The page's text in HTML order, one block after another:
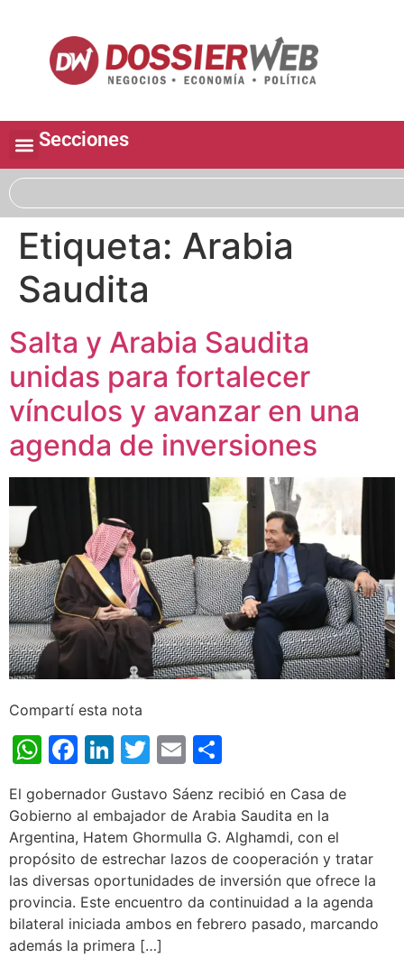
Secciones
Etiqueta: Arabia
Saudita
Salta y Arabia Saudita
unidas para fortalecer
vínculos y avanzar en una
agenda de inversiones
Compartí esta nota
WhatsApp
Facebook
LinkedIn
Twitter
Email
El gobernador Gustavo Sáenz recibió en Casa de
Gobierno al embajador de Arabia Saudita en la
Argentina, Hatem Ghormulla G. Alghamdi, con el
propósito de estrechar lazos de cooperación y tratar
las diversas oportunidades de inversión que ofrece la
provincia. Este encuentro da continuidad a la agenda
bilateral iniciada ambos en febrero pasado, marcando
además la primera […]